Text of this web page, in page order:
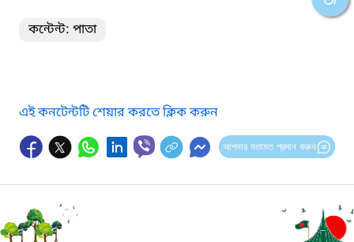
কন্টেন্ট: পাতা
এই কনটেন্টটি শেয়ার করতে ক্লিক করুন
আপনার মতামত প্রদান করুন